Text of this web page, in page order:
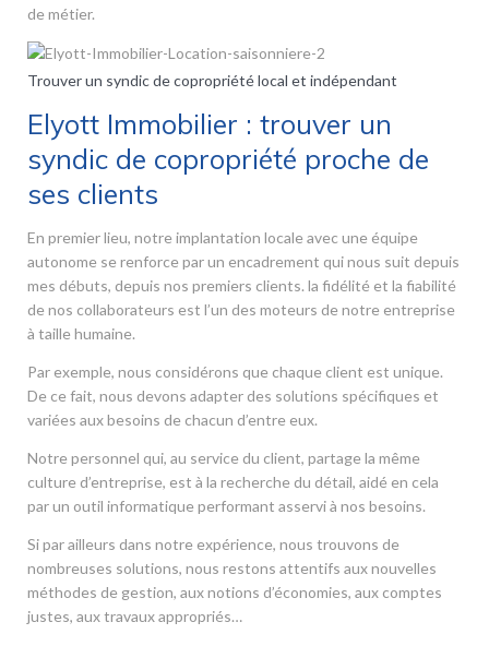
de métier.
Trouver un syndic de copropriété local et indépendant
Elyott Immobilier : trouver un
syndic de copropriété proche de
ses clients
En premier lieu, notre implantation locale avec une équipe
autonome se renforce par un encadrement qui nous suit depuis
mes débuts, depuis nos premiers clients. la fidélité et la fiabilité
de nos collaborateurs est l’un des moteurs de notre entreprise
à taille humaine.
Par exemple, nous considérons que chaque client est unique.
De ce fait, nous devons adapter des solutions spécifiques et
variées aux besoins de chacun d’entre eux.
Notre personnel qui, au service du client, partage la même
culture d’entreprise, est à la recherche du détail, aidé en cela
par un outil informatique performant asservi à nos besoins.
Si par ailleurs dans notre expérience, nous trouvons de
nombreuses solutions, nous restons attentifs aux nouvelles
méthodes de gestion, aux notions d’économies, aux comptes
justes, aux travaux appropriés…